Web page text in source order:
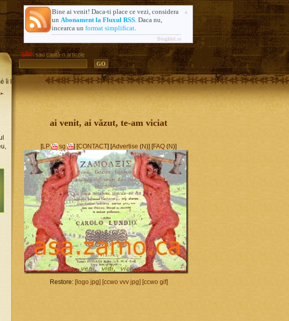
îi limba romgleză. Formerly AlsoSprachZamolxis.com
SĂRI sau caută-n articole
Bine ai venit! Daca-ti place ce vezi, considera
un Abonament la Fluxul RSS. Daca nu,
incearca un format simplificat.
BlogIdol.ro
ai venit, ai văzut, te-am viciat
[LP sg ] [CONTACT] [Advertise (N)] [FAQ (N)]
Restore: [logo jpg] [ccwo vvv jpg] [ccwo gif]